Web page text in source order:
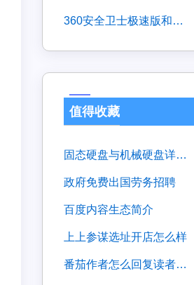
360安全卫士极速版和正式版的区别
值得收藏
固态硬盘与机械硬盘详细对比
政府免费出国劳务招聘
百度内容生态简介
上上参谋选址开店怎么样
番茄作者怎么回复读者评论